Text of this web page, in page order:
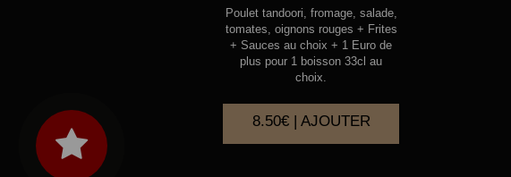
Poulet tandoori, fromage, salade,
tomates, oignons rouges + Frites
+ Sauces au choix + 1 Euro de
plus pour 1 boisson 33cl au
choix.
8.50€ | AJOUTER